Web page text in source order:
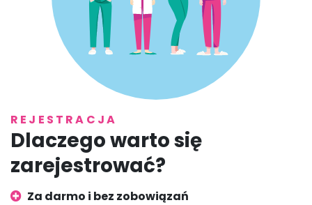
REJESTRACJA
Dlaczego warto się
zarejestrować?
Za darmo i bez zobowiązań